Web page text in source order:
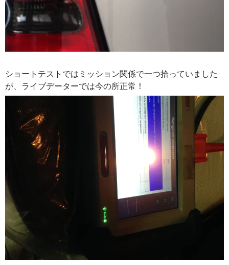
ショートテストではミッション関係で一つ拾っていました
が、ライブデーターでは今の所正常！